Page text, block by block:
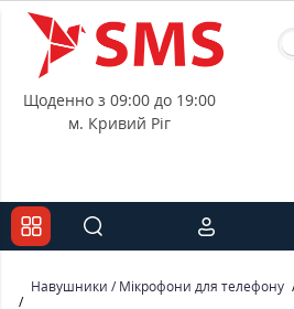
Щоденно з 09:00 до 19:00
м. Кривий Ріг
Навушники / Мікрофони для телефону